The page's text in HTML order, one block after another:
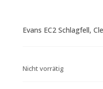
Evans EC2 Schlagfell,
Nicht vorrätig